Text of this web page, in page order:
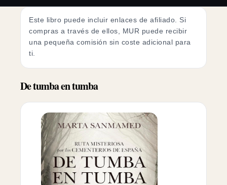
Este libro puede incluir enlaces de afiliado. Si
compras a través de ellos, MUR puede recibir
una pequeña comisión sin coste adicional para
ti.
De tumba en tumba